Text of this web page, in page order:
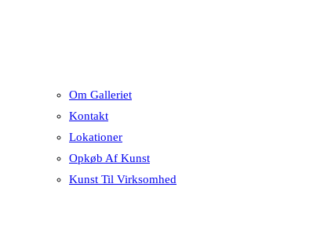
Om Galleriet
Kontakt
Lokationer
Opkøb Af Kunst
Kunst Til Virksomhed